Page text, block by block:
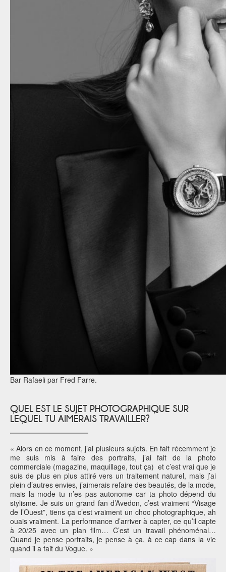
Bar Rafaeli par Fred Farre.
QUEL EST LE SUJET PHOTOGRAPHIQUE SUR
LEQUEL TU AIMERAIS TRAVAILLER?
« Alors en ce moment, j’ai plusieurs sujets. En fait récemment je
me suis mis à faire des portraits, j’ai fait de la photo
commerciale (magazine, maquillage, tout ça) et c’est vrai que je
suis de plus en plus attiré vers un traitement naturel, mais j’ai
plein d’autres envies, j’aimerais refaire des beautés, de la mode,
mais la mode tu n’es pas autonome car ta photo dépend du
stylisme. Je suis un grand fan d’Avedon, c’est vraiment “Visage
de l’Ouest”, tiens ça c’est vraiment un choc photographique, ah
ouais vraiment. La performance d’arriver à capter, ce qu’il capte
à 20/25 avec un plan film… C’est un travail phénoménal…
Quand je pense portraits, je pense à ça, à ce cap dans la vie
quand il a fait du Vogue. »